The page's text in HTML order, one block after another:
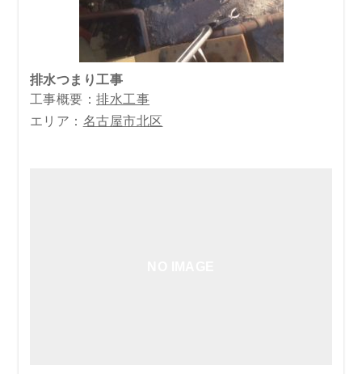
排水つまり工事
工事概要：排水工事
エリア： 名古屋市北区